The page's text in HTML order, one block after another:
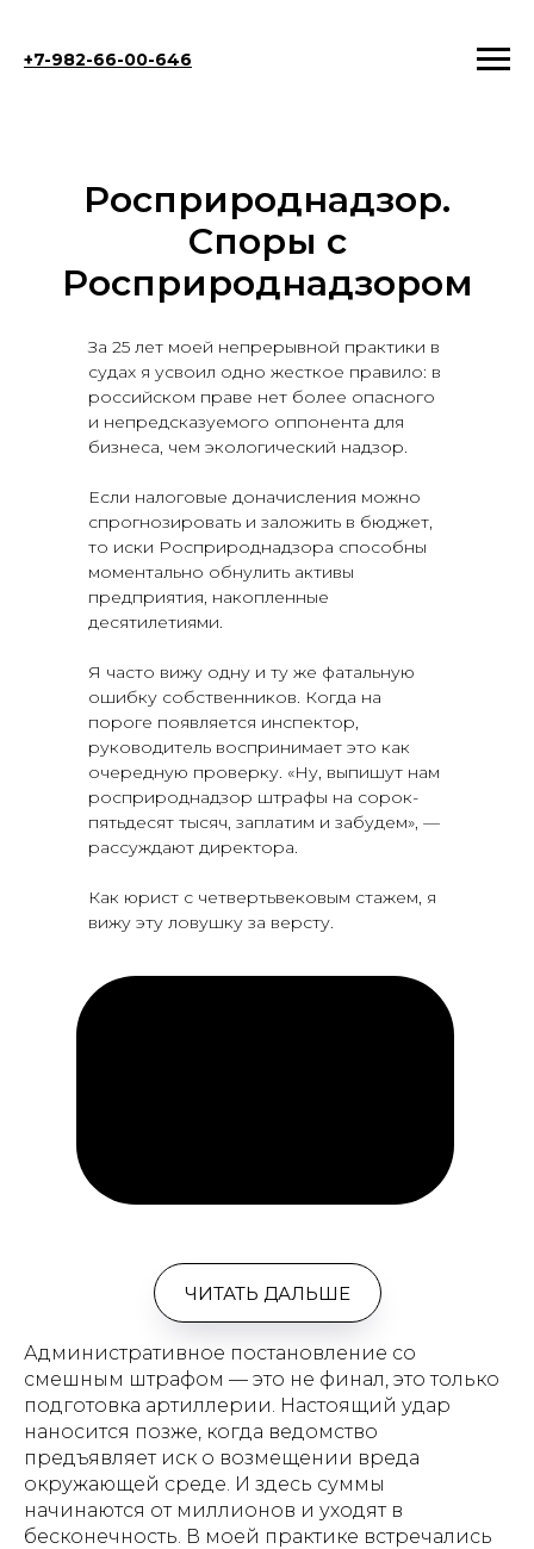
+7-982-66-00-646
Росприроднадзор.
Споры с
Росприроднадзором
За 25 лет моей непрерывной практики в
судах я усвоил одно жесткое правило: в
российском праве нет более опасного
и непредсказуемого оппонента для
бизнеса, чем экологический надзор.
Если налоговые доначисления можно
спрогнозировать и заложить в бюджет,
то иски Росприроднадзора способны
моментально обнулить активы
предприятия, накопленные
десятилетиями.
Я часто вижу одну и ту же фатальную
ошибку собственников. Когда на
пороге появляется инспектор,
руководитель воспринимает это как
очередную проверку. «Ну, выпишут нам
росприроднадзор штрафы на сорок-
пятьдесят тысяч, заплатим и забудем», —
рассуждают директора.
Как юрист с четвертьвековым стажем, я
вижу эту ловушку за версту.
ЧИТАТЬ ДАЛЬШЕ
Административное постановление со
смешным штрафом — это не финал, это только
подготовка артиллерии. Настоящий удар
наносится позже, когда ведомство
предъявляет иск о возмещении вреда
окружающей среде. И здесь суммы
начинаются от миллионов и уходят в
бесконечность. В моей практике встречались